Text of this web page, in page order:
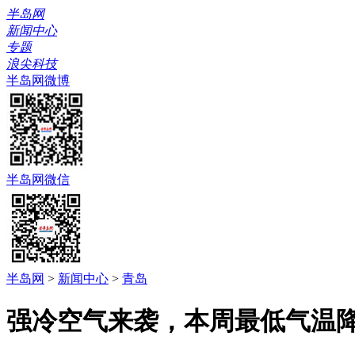
半岛网
新闻中心
专题
浪尖科技
半岛网微博
半岛网微信
半岛网 > 新闻中心 > 青岛
强冷空气来袭，本周最低气温